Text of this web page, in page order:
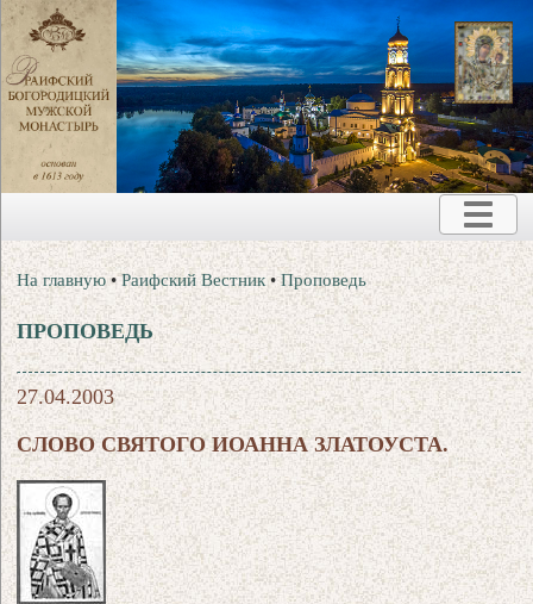
На главную •Раифский Вестник •Проповедь
ПРОПОВЕДЬ
27.04.2003
СЛОВО СВЯТОГО ИОАННА ЗЛАТОУСТА.